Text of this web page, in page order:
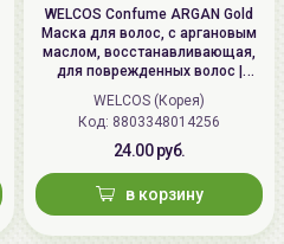
WELCOS Confume ARGAN Gold
Маска для волос, с аргановым
маслом, восстанавливающая,
для поврежденных волос |
200мл | Confume ARGAN Gold
Treatment
WELCOS (Корея)
Код: 8803348014256
24.00 руб.
в корзину